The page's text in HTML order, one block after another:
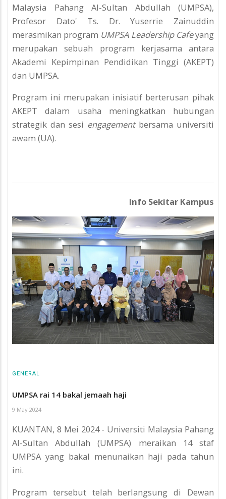
Malaysia Pahang Al-Sultan Abdullah (UMPSA),
Profesor Dato' Ts. Dr. Yuserrie Zainuddin
merasmikan program UMPSA Leadership Cafeyang
merupakan sebuah program kerjasama antara
Akademi Kepimpinan Pendidikan Tinggi (AKEPT)
dan UMPSA.
Program ini merupakan inisiatif berterusan pihak
AKEPT dalam usaha meningkatkan hubungan
strategik dan sesi engagementbersama universiti
awam (UA).
Info Sekitar Kampus
GENERAL
UMPSA rai 14 bakal jemaah haji
9 May 2024
KUANTAN, 8 Mei 2024 - Universiti Malaysia Pahang
Al-Sultan Abdullah (UMPSA) meraikan 14 staf
UMPSA yang bakal menunaikan haji pada tahun
ini.
Program tersebut telah berlangsung di Dewan